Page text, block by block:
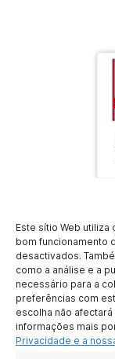
Este sítio Web
bom funcionamento
desactivados.
como a análise e a
necessário para a
preferências com
escolha não
informações mais
Privacidade e a
ATLINKS EUROPE
28 Boulevard